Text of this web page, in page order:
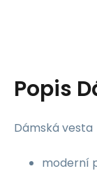
Popis
Dámská vesta
moderní